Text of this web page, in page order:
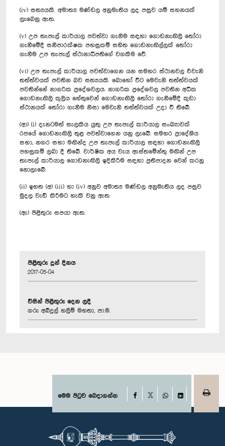
(iv) සත්‍යයකි. අමාත්‍ය මණ්ඩල අනුමැතිය ලද පසුව යම් සහනයක්
ලැබෙනු ඇත.
(v) උප තැපැල් කාර්යාල පවත්වා ගැනීම සඳහා ගොඩනැඟිලි තෝරා
ගැනීමේදී සනීපාරක්ෂක පහසුකම් සහිත ගොඩනැඟිල්ලක් තෝරා
ගැනීම උප තැපැල් ස්ථානාධිපතිගේ වගකීම වේ.
(vi) උප තැපැල් කාර්යාල පවත්වාගෙන යන සමහර ස්ථානවල එවැනි
තත්ත්වයක් පවතින බව සත්‍යයකි. බොහෝ විට මෙවැනි තත්ත්වයක්
පවතින්නේ නාගරික ප්‍රදේශවලය. නාගරික ප්‍රදේශවල පවතින අධික
ගොඩනැඟිලි කුලිය හේතුවෙන් ගොඩනැඟිලි තෝරා ගැනීමේදී කුඩා
ස්ථානයක් තෝරා ගැනීම නිසා මෙවැනි තත්ත්වයක් උදා වී තිබේ.
(ආ) (i) දැනටමත් සැලකිය යුතු උප තැපැල් කාර්යාල සංඛ්‍යාවක්
රජයේ ගොඩනැඟිලි තුළ පවත්වාගෙන යනු ලැබේ. සමහර ප්‍රාදේශීය
සභා, නගර සභා මඟින්ද උප තැපැල් කාර්යාල සඳහා ගොඩනැඟිලි
පහසුකම් ලබා දී තිබේ. වාර්ෂික අය වැය ඇස්තමේන්තු මඟින් උප
තැපැල් කාර්යාල ගොඩනැඟිලි ඉදිකිරීම සඳහා ප්‍රතිපාදන වෙන් කරනු
නොලැබේ.
(ii) ඉහත (අ) (iii) හා (iv) අනුව අමාත්‍ය මණ්ඩල අනුමැතිය ලද පසුව
මුදල වැඩි කිරීමට හැකි වනු ඇත.
(ඇ) පිළිතුරු සපයා ඇත.
පිළිතුරු දුන් දිනය
2017-05-04
විසින් පිළිතුරු දෙන ලදී
ගරු අබ්දුල් හලීම් මහතා, පා.ම.
මෙම පිටුව බෙදාගන්න Facebook
WhatsAppLinkedIn